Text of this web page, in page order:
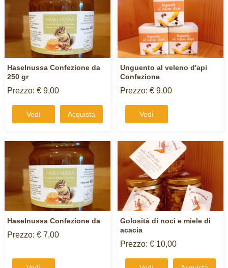
Haselnussa Confezione da
250 gr
Prezzo: € 9,00
Vedi Acquista
Unguento al veleno d'api
Confezione
Prezzo: € 9,00
Vedi
Haselnussa Confezione da
Prezzo: € 7,00
Golosità di noci e miele di
acacia
Prezzo: € 10,00